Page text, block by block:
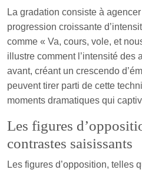
La gradation consiste à
progression croissante
comme « Va, cours, vole, et
illustre comment l’intensité des
avant, créant un crescendo
peuvent tirer parti de cette
moments dramatiques qui
Les figures
contrastes saisissants
Les figures d’opposition, telles